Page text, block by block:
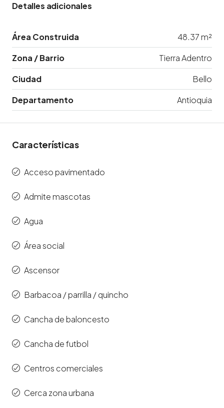
Detalles adicionales
Área Construida
48.37 m²
Zona / Barrio
Tierra Adentro
Ciudad
Bello
Departamento
Antioquia
Características
Acceso pavimentado
Admite mascotas
Agua
Área social
Ascensor
Barbacoa / parrilla / quincho
Cancha de baloncesto
Cancha de futbol
Centros comerciales
Cerca zona urbana